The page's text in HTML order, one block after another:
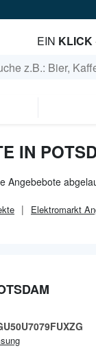
EIN KLICK
IN
Angebebote
Elektromarkt